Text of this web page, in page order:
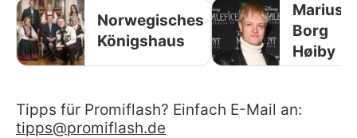
Norwegisches
Königshaus
Marius
Borg
Høiby
Tipps für Promiflash? Einfach E-Mail an:
tipps@promiflash.de